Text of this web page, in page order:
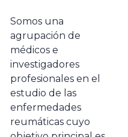
Somos una
agrupación de
médicos e
investigadores
profesionales en el
estudio de las
enfermedades
reumáticas cuyo